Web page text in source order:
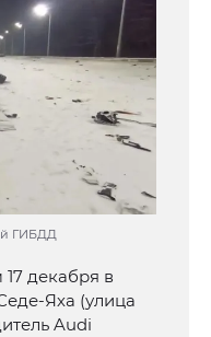
ГИБДД
декабря в
Яха (улица
Audi